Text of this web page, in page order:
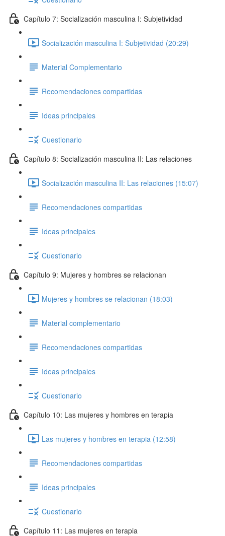
Capítulo 7: Socialización masculina I: Subjetividad
Socialización masculina I: Subjetividad (20:29)
Material Complementario
Recomendaciones compartidas
Ideas principales
Cuestionario
Capítulo 8: Socialización masculina II: Las relaciones
Socialización masculina II: Las relaciones (15:07)
Recomendaciones compartidas
Ideas principales
Cuestionario
Capítulo 9: Mujeres y hombres se relacionan
Mujeres y hombres se relacionan (18:03)
Material complementario
Recomendaciones compartidas
Ideas principales
Cuestionario
Capítulo 10: Las mujeres y hombres en terapia
Las mujeres y hombres en terapia (12:58)
Recomendaciones compartidas
Ideas principales
Cuestionario
Capítulo 11: Las mujeres en terapia